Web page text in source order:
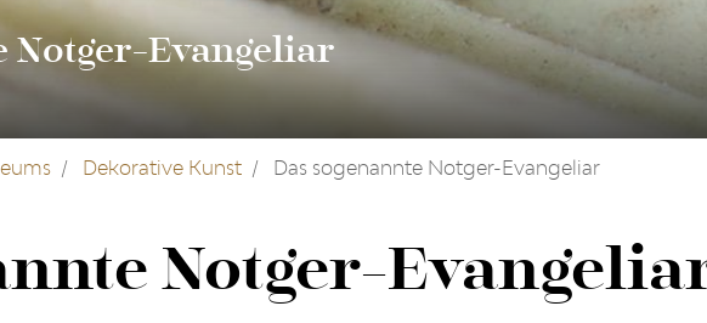
Notger-Evangeliar
Dekorative Kunst Das sogenannte Notger-Evangeliar
Notger-